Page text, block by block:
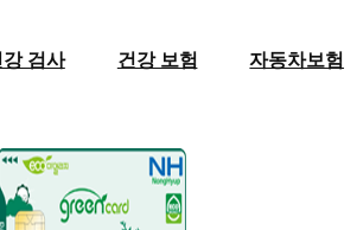
검사 건강 보험 자동차보험